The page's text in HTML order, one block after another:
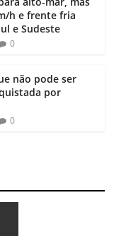
h e frente fria
e Sudeste
0
não pode ser
por
0